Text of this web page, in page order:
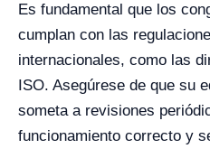
Es fundamental que los
cumplan con las
internacionales, como las
ISO. Asegúrese de que su
someta a revisiones
funcionamiento correcto y